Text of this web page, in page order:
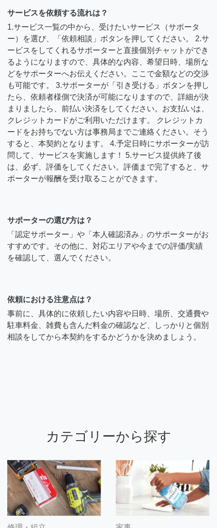
サービスを依頼する流れは？
1.サービス一覧の中から、受けたいサービス（サポータ
ー）を選び、「依頼相談」ボタンを押してください。 2.サ
ービスをしてくれるサポーターと直接個別チャットができ
るようになりますので、具体的な内容、希望日時、場所な
どをサポーターへお伝えください。ここで金額などの交渉
も可能です。 3.サポーターが「引き受ける」ボタンを押し
たら、依頼者様側で決済が可能になりますので、詳細が決
まりましたら、前払い決済をしてください。お支払いは、
クレジットカードがご利用いただけます。 クレジットカ
ードをお持ちでない方は事務局までご連絡ください。そう
すると、本契約となります。 4.予定日時にサポーターが訪
問して、サービスを実施します！ 5.サービス提供終了後
は、必ず、評価をしてください。評価まで完了すると、サ
ポーターが報酬を受け取ることができます。
サポーターの選び方は？
「認定サポーター」や「本人確認済み」のサポーターがお
すすめです。その他に、対応エリアや今までの評価/実績
を確認して、選んでください。
依頼における注意点は？
事前に、具体的に依頼したい内容や日時、場所、交通費や
駐車料金、雑費も含んだ料金の確認など、しっかりと個別
相談をしてから本契約をするかどうかを決めましょう。
カテゴリーから探す